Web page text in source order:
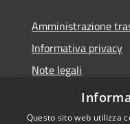
Amministrazione
Informativa privacy
Note legali
Dichiarazione di
Questo sito web utilizza